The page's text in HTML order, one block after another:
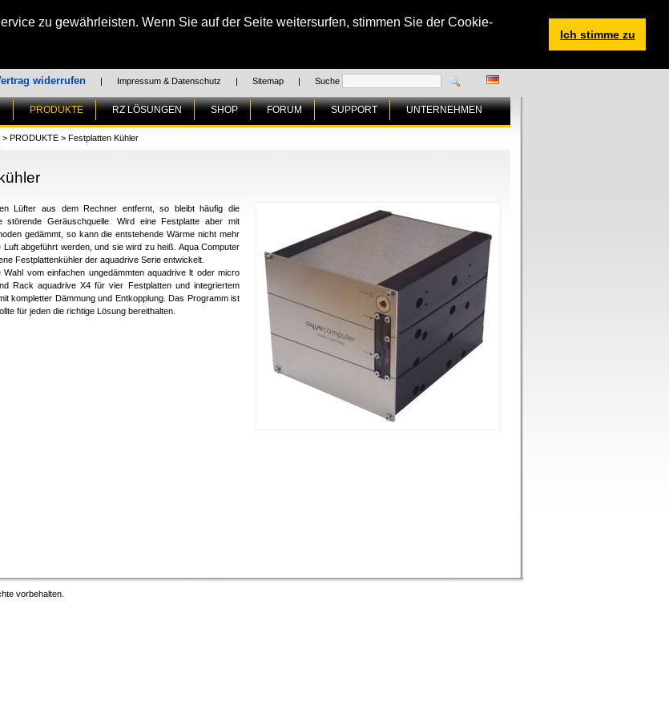
zu gewährleisten. Wenn Sie auf der Seite weitersurfen, stimmen Sie der Cookie-
Ich stimme zu
widerrufen | Impressum & Datenschutz | Sitemap | Suche
PRODUKTE RZ LÖSUNGEN SHOP FORUM SUPPORT UNTERNEHMEN
> PRODUKTE > Festplatten Kühler
Lüfter aus dem Rechner entfernt, so bleibt häufig die
störende Geräuschquelle. Wird eine Festplatte aber mit
gedämmt, so kann die entstehende Wärme nicht mehr
Luft abgeführt werden, und sie wird zu heiß. Aqua Computer
Festplattenkühler der aquadrive Serie entwickelt.
Wahl vom einfachen ungedämmten aquadrive lt oder micro
Rack aquadrive X4 für vier Festplatten und integriertem
kompletter Dämmung und Entkopplung. Das Programm ist
für jeden die richtige Lösung bereithalten.
vorbehalten.